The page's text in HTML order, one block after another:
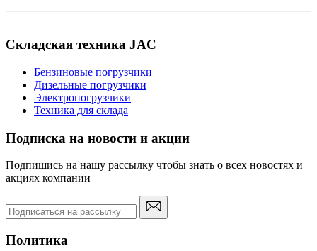
Складская техника JAC
Бензиновые погрузчики
Дизельные погрузчики
Электропогрузчики
Техника для склада
Подписка на новости и акции
Подпишись на нашу рассылку чтобы знать о всех новостях и
акциях компании
Политика